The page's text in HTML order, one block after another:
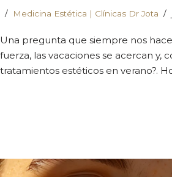
Medicina Estética | Clínicas Dr Jota
Una pregunta que siempre nos
fuerza, las vacaciones se acercan y,
tratamientos estéticos en verano?.